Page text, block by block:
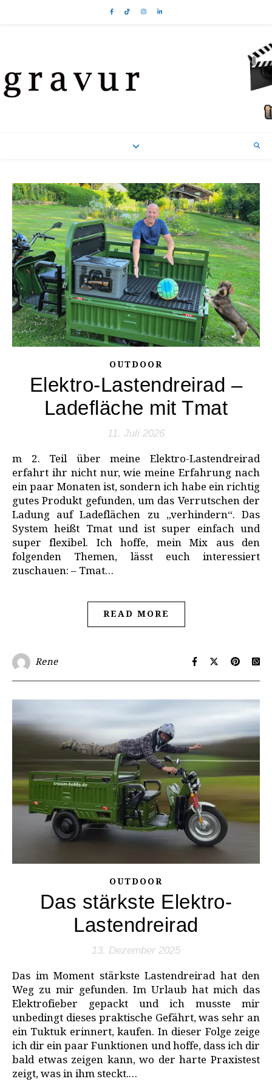
OUTDOOR
Elektro-Lastendreirad –
Ladefläche mit Tmat
11. Juli 2026
m 2. Teil über meine Elektro-Lastendreirad
erfahrt ihr nicht nur, wie meine Erfahrung nach
ein paar Monaten ist, sondern ich habe ein richtig
gutes Produkt gefunden, um das Verrutschen der
Ladung auf Ladeflächen zu „verhindern“. Das
System heißt Tmat und ist super einfach und
super flexibel. Ich hoffe, mein Mix aus den
folgenden Themen, lässt euch interessiert
zuschauen: – Tmat…
READ MORE
Rene
OUTDOOR
Das stärkste Elektro-
Lastendreirad
13. Dezember 2025
Das im Moment stärkste Lastendreirad hat den
Weg zu mir gefunden. Im Urlaub hat mich das
Elektrofieber gepackt und ich musste mir
unbedingt dieses praktische Gefährt, was sehr an
ein Tuktuk erinnert, kaufen. In dieser Folge zeige
ich dir ein paar Funktionen und hoffe, dass ich dir
bald etwas zeigen kann, wo der harte Praxistest
zeigt, was in ihm steckt.…